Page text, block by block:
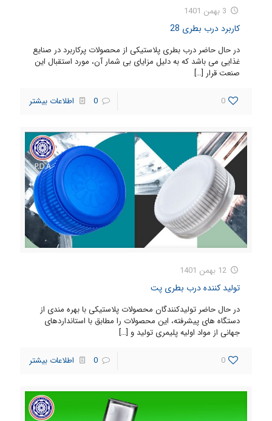
3 بهمن 1401
کاربرد درب بطری 28
در حال حاضر درب بطری پلاستیکی از محصولات پرکاربرد در صنایع
غذایی می باشد که به دلیل مزایای بی شمار آن، مورد استقبال این
صنعت قرار […]
0
0 اطلاعات بیشتر
12 بهمن 1401
تولید کننده درب بطری پت
در حال حاضر تولیدکنندگان محصولات پلاستیکی با بهره مندی از
دستگاه های پیشرفته، این محصولات را مطابق با استانداردهای
جهانی از مواد اولیه پلیمری تولید و […]
0
0 اطلاعات بیشتر